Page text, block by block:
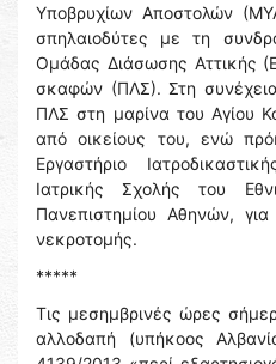
Υποβρυχίων Αποστολών
σπηλαιοδύτες με τη
Ομάδας Διάσωσης Αττικής
σκαφών (ΠΛΣ). Στη
ΠΛΣ στη μαρίνα του Αγίου
από οικείους του, ενώ
Εργαστήριο
Ιατρικής Σχολής του
Πανεπιστημίου Αθηνών,
νεκροτομής.
*****
Τις μεσημβρινές ώρες
αλλοδαπή (υπήκοος